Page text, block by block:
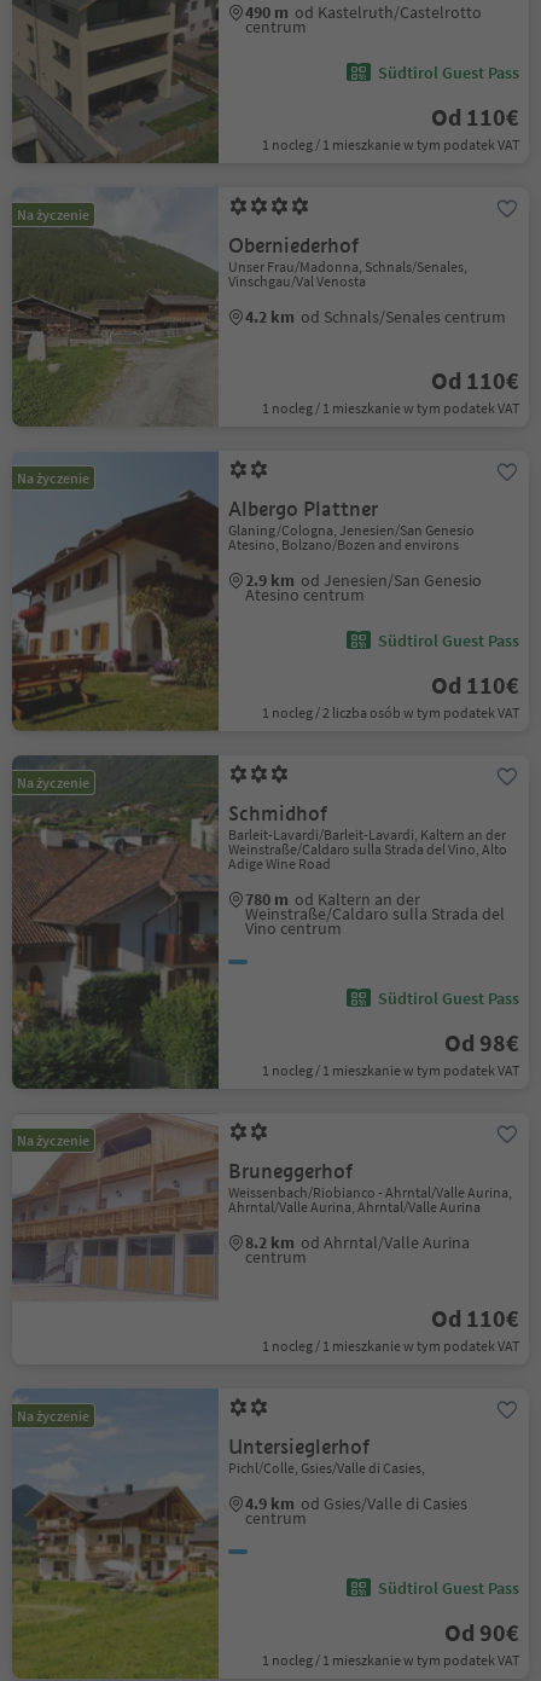
490 m od Kastelruth/Castelrotto
centrum
Südtirol Guest Pass
Od 110€
1 nocleg / 1 mieszkanie w tym podatek VAT
Na życzenie
Oberniederhof
Unser Frau/Madonna, Schnals/Senales,
Vinschgau/Val Venosta
4.2 km od Schnals/Senales centrum
Od 110€
1 nocleg / 1 mieszkanie w tym podatek VAT
Na życzenie
Albergo Plattner
Glaning/Cologna, Jenesien/San Genesio
Atesino, Bolzano/Bozen and environs
2.9 km od Jenesien/San Genesio
Atesino centrum
Südtirol Guest Pass
Od 110€
1 nocleg / 2 liczba osób w tym podatek VAT
Na życzenie
Schmidhof
Barleit-Lavardi/Barleit-Lavardi, Kaltern an der
Weinstraße/Caldaro sulla Strada del Vino, Alto
Adige Wine Road
780 m od Kaltern an der
Weinstraße/Caldaro sulla Strada del
Vino centrum
Südtirol Guest Pass
Od 98€
1 nocleg / 1 mieszkanie w tym podatek VAT
Na życzenie
Bruneggerhof
Weissenbach/Riobianco - Ahrntal/Valle Aurina,
Ahrntal/Valle Aurina, Ahrntal/Valle Aurina
8.2 km od Ahrntal/Valle Aurina
centrum
Od 110€
1 nocleg / 1 mieszkanie w tym podatek VAT
Na życzenie
Untersieglerhof
Pichl/Colle, Gsies/Valle di Casies,
4.9 km od Gsies/Valle di Casies
centrum
Südtirol Guest Pass
Od 90€
1 nocleg / 1 mieszkanie w tym podatek VAT